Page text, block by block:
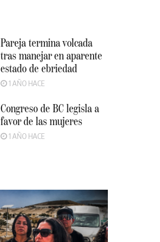
Pareja termina volcada
tras manejar en aparente
estado de ebriedad
1 AÑO HACE
Congreso de BC legisla a
favor de las mujeres
1 AÑO HACE